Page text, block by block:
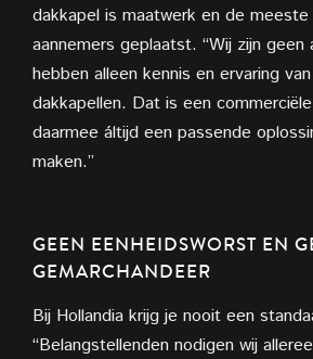
dakkapel is maatwerk en de
aannemers geplaatst. “Wij zijn geen
hebben alleen kennis en ervaring
dakkapellen. Dat is een
daarmee áltijd een passende
maken.”
GEEN EENHEIDSWORST EN
GEMARCHANDEER
Bij Hollandia krijg je nooit een
“Belangstellenden nodigen wij